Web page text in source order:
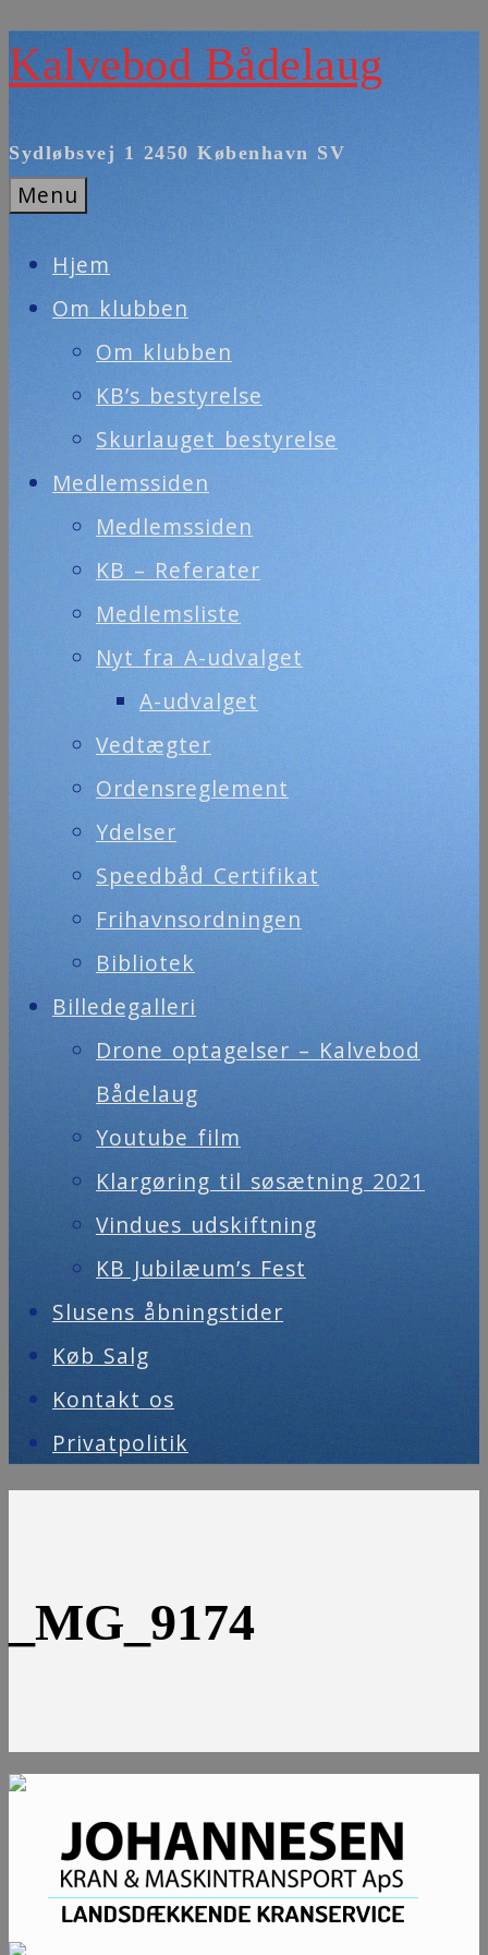
Skip
to
Kalvebod Bådelaug
Sydløbsvej 1 2450 København SV
Menu
Hjem
Om klubben
Om klubben
KB’s bestyrelse
Skurlauget bestyrelse
Medlemssiden
Medlemssiden
KB – Referater
Medlemsliste
Nyt fra A-udvalget
A-udvalget
Vedtægter
Ordensreglement
Ydelser
Speedbåd Certifikat
Frihavnsordningen
Bibliotek
Billedegalleri
Drone optagelser – Kalvebod
Bådelaug
Youtube film
Klargøring til søsætning 2021
Vindues udskiftning
KB Jubilæum’s Fest
Slusens åbningstider
Køb Salg
Kontakt os
Privatpolitik
_MG_9174